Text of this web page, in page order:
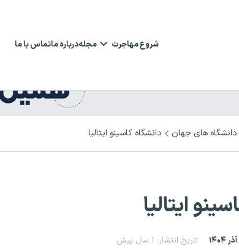
شروع مهاجرت مجلهدرباره ماتماس با ما
های جهان دانشگاه کاسینو ایتالیا
ایتالیا
تاریخ انتشار: ۱ سال پیش